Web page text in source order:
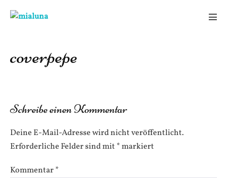
Inhalt
coverpepe
Schreibe einen Kommentar
Deine E-Mail-Adresse wird nicht veröffentlicht.
Erforderliche Felder sind mit *markiert
Kommentar*